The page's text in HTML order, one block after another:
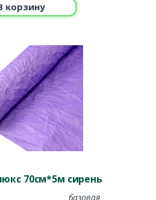
корзину
70см*5м сирень
базовая